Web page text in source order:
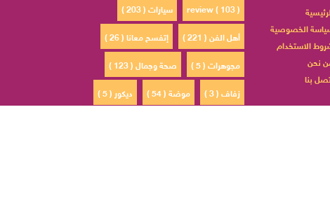
سيارات ( 203 )
review ( 103 )
إتفسح معانا ( 26 )
أهل الفن ( 221 )
صحة وجمال ( 123 )
مجوهرات ( 5 )
ديكور ( 5 )
موضة ( 54 )
زفاف ( 3 )
الخصوصية
الاستخدام
نحن
بنا